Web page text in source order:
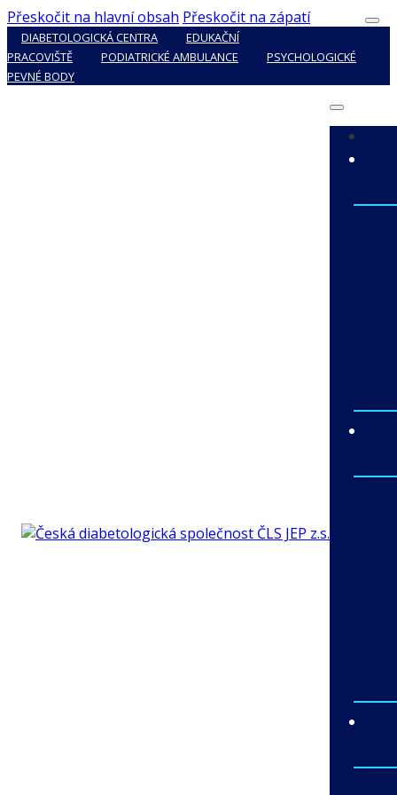
Přeskočit na hlavní obsah Přeskočit na zápatí
DIABETOLOGICKÁ CENTRA
EDUKAČNÍ
PRACOVIŠTĚ
PODIATRICKÉ AMBULANCE
PSYCHOLOGICKÉ
PEVNÉ BODY